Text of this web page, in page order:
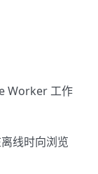
Worker 工作
线时向浏览